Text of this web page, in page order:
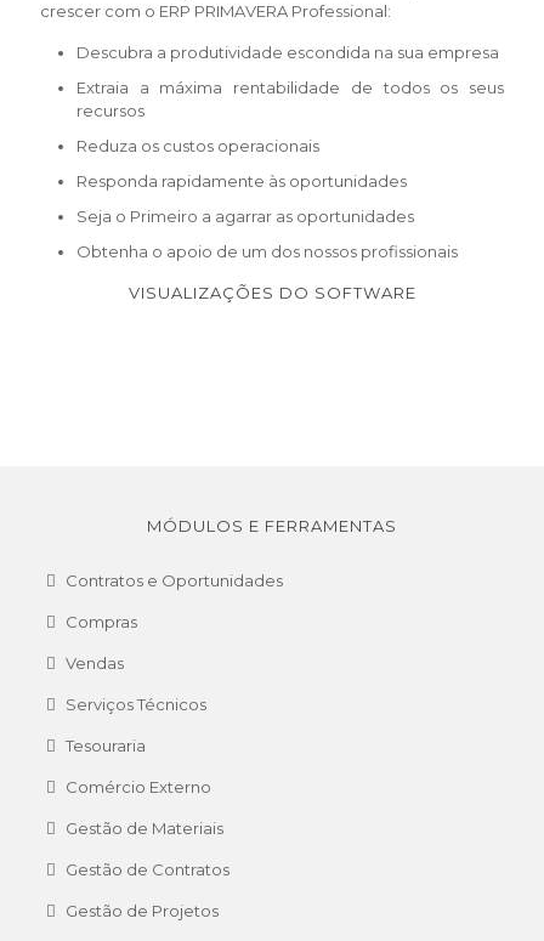
crescer com o ERP PRIMAVERA Professional:
Descubra a produtividade escondida na sua empresa
Extraia a máxima rentabilidade de todos os seus
recursos
Reduza os custos operacionais
Responda rapidamente às oportunidades
Seja o Primeiro a agarrar as oportunidades
Obtenha o apoio de um dos nossos profissionais
VISUALIZAÇÕES DO SOFTWARE
MÓDULOS E FERRAMENTAS
Contratos e Oportunidades
Compras
Vendas
Serviços Técnicos
Tesouraria
Comércio Externo
Gestão de Materiais
Gestão de Contratos
Gestão de Projetos